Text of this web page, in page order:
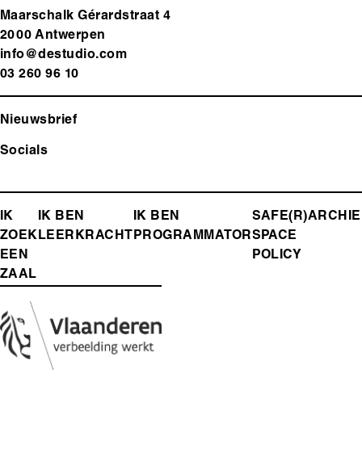
Maarschalk Gérardstraat 4
2000 Antwerpen
info@destudio.com
03 260 96 10
Nieuwsbrief
Socials
FOOTER-
MENU
IK
ZOEK
EEN
ZAAL
IK BEN
LEERKRACHT
IK BEN
PROGRAMMATOR
SAFE(R)
SPACE
POLICY
Media
Afbeelding